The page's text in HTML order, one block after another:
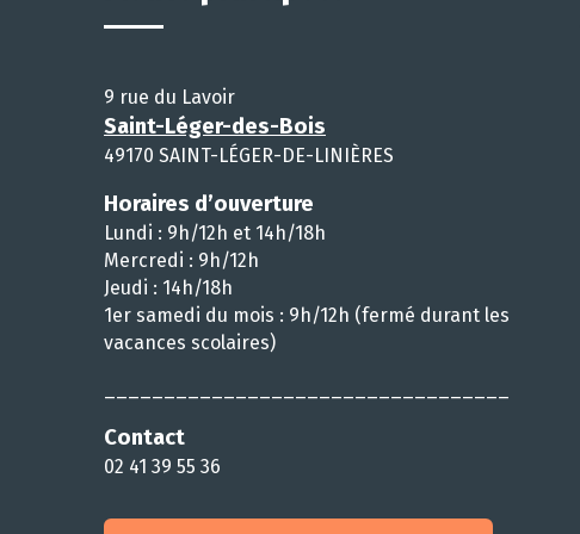
9 rue du Lavoir
Saint-Léger-des-Bois
49170 SAINT-LÉGER-DE-LINIÈRES
Horaires d’ouverture
Lundi : 9h/12h et 14h/18h
Mercredi : 9h/12h
Jeudi : 14h/18h
1er samedi du mois : 9h/12h (fermé durant les
vacances scolaires)
Contact
02 41 39 55 36